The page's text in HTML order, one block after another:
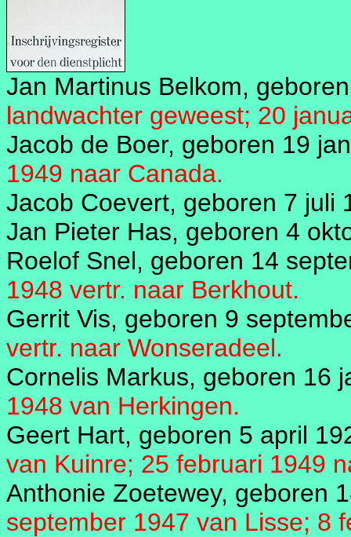
Jan Martinus Belkom,
landwachter geweest; 20
Jacob de Boer, geboren 19
1949 naar Canada.
Jacob Coevert, geboren 7 juli
Jan Pieter Has, geboren 4
Roelof Snel, geboren 14
1948 vertr. naar Berkhout.
Gerrit Vis, geboren 9
vertr. naar Wonseradeel.
Cornelis Markus, geboren 16
1948 van Herkingen.
Geert Hart, geboren 5 april
van Kuinre; 25 februari 1949
Anthonie Zoetewey, geboren
september 1947 van Lisse; 8